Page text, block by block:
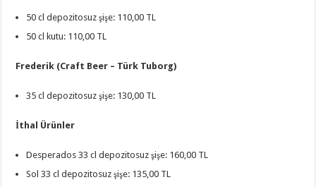
50 cl depozitosuz şişe: 110,00 TL
50 cl kutu: 110,00 TL
Frederik (Craft Beer – Türk Tuborg)
35 cl depozitosuz şişe: 130,00 TL
İthal Ürünler
Desperados 33 cl depozitosuz şişe: 160,00 TL
Sol 33 cl depozitosuz şişe: 135,00 TL